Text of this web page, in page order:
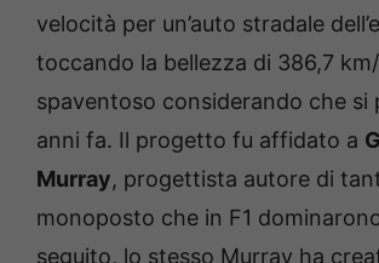
velocità per un’auto stradale
toccando la bellezza di 386,7
spaventoso considerando che si
anni fa. Il progetto fu affidato a
Murray, progettista autore di
monoposto che in F1
seguito, lo stesso Murray ha